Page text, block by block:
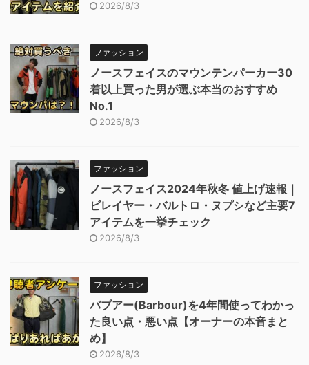
2026/8/3
ファッション
ノースフェイスのマウンテンパーカー30
着以上買った男が選ぶ本当のおすすめ
No.1
2026/8/3
ファッション
ノースフェイス2024年秋冬 値上げ速報｜
ビレイヤー・バルトロ・ヌプシなど主要7
アイテムを一挙チェック
2026/8/3
ファッション
バブアー(Barbour)を4年間使ってわかっ
た良い点・悪い点【オーナーの本音まと
め】
2026/8/3